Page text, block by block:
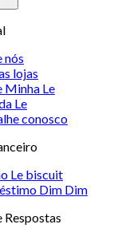
nós
lojas
Minha Le
Le
conosco
Le biscuit
Dim Dim
Respostas